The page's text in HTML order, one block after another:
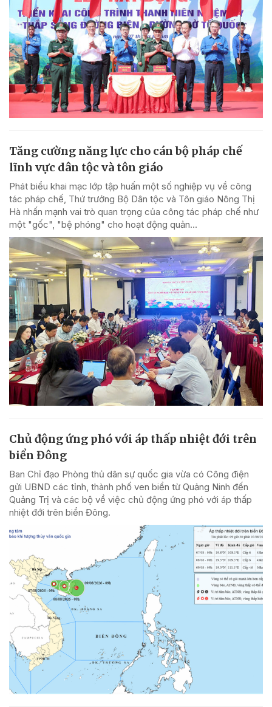
Tăng cường năng lực cho cán bộ pháp chế
lĩnh vực dân tộc và tôn giáo
Phát biểu khai mạc lớp tập huấn một số nghiệp vụ về công
tác pháp chế, Thứ trưởng Bộ Dân tộc và Tôn giáo Nông Thị
Hà nhấn mạnh vai trò quan trọng của công tác pháp chế như
một "gốc", "bệ phóng" cho hoạt động quản...
Chủ động ứng phó với áp thấp nhiệt đới trên
biển Đông
Ban Chỉ đạo Phòng thủ dân sự quốc gia vừa có Công điện
gửi UBND các tỉnh, thành phố ven biển từ Quảng Ninh đến
Quảng Trị và các bộ về việc chủ động ứng phó với áp thấp
nhiệt đới trên biển Đông.